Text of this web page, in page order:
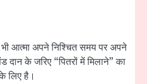
भी आत्मा अपने निश्चित समय पर अपने
के जरिए “पितरों में मिलाने” का
लिए है।